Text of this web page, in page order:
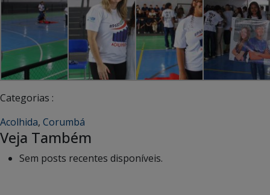
Categorias :
Acolhida, Corumbá
Veja Também
Sem posts recentes disponíveis.